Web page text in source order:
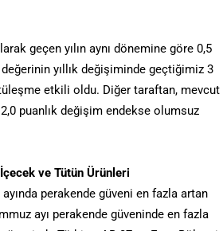
geçen yılın aynı dönemine göre 0,5
yıllık değişiminde geçtiğimiz 3
etkili oldu. Diğer taraftan, mevcut
puanlık değişim endekse olumsuz
ve Tütün Ürünleri
perakende güveni en fazla artan
ayı perakende güveninde en fazla